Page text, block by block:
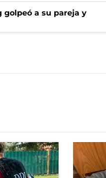
golpeó a su pareja y